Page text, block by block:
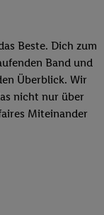
Beste. Dich zum
Band und
Überblick. Wir
nicht nur über
Miteinander